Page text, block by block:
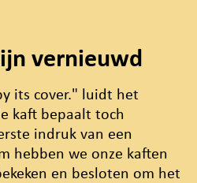
vernieuwd
its cover." luidt het
kaft bepaalt toch
indruk van een
hebben we onze kaften
en besloten om het